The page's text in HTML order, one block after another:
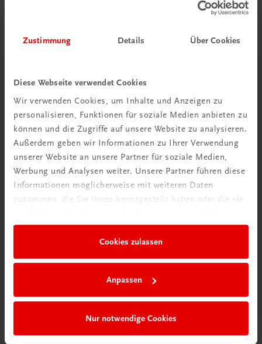
Zustimmung Details Über Cookies
Diese Webseite verwendet Cookies
Wir verwenden Cookies, um Inhalte und Anzeigen zu
personalisieren, Funktionen für soziale Medien anbieten zu
können und die Zugriffe auf unsere Website zu analysieren.
Außerdem geben wir Informationen zu Ihrer Verwendung
unserer Website an unsere Partner für soziale Medien,
Werbung und Analysen weiter. Unsere Partner führen diese
Informationen möglicherweise mit weiteren Daten
zusammen, die Sie ihnen bereitgestellt haben oder die sie
Cookies zulassen
Anpassen
Nur notwendige Cookies
Poster: Spitzenweinbaugebiete in Frankreich.
Bordeaux, Burgund
€ 15,00